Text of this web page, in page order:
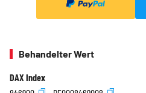
Behandelter Wert
DAX Index